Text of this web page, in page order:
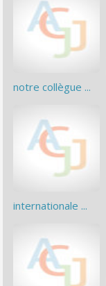
notre collègue ...
internationale ...